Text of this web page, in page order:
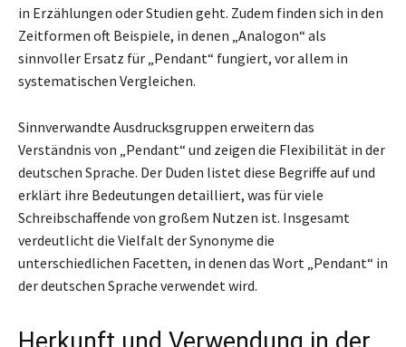
in Erzählungen oder Studien geht. Zudem finden sich in den
Zeitformen oft Beispiele, in denen „Analogon“ als
sinnvoller Ersatz für „Pendant“ fungiert, vor allem in
systematischen Vergleichen.
Sinnverwandte Ausdrucksgruppen erweitern das
Verständnis von „Pendant“ und zeigen die Flexibilität in der
deutschen Sprache. Der Duden listet diese Begriffe auf und
erklärt ihre Bedeutungen detailliert, was für viele
Schreibschaffende von großem Nutzen ist. Insgesamt
verdeutlicht die Vielfalt der Synonyme die
unterschiedlichen Facetten, in denen das Wort „Pendant“ in
der deutschen Sprache verwendet wird.